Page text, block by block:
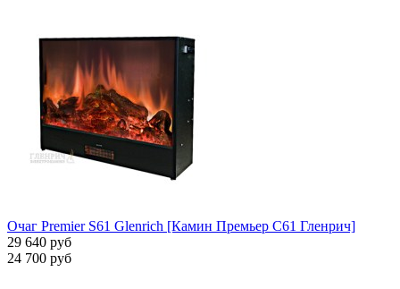
Очаг Premier S61 Glenrich [Камин Премьер С61 Гленрич]
29 640 руб
24 700 руб